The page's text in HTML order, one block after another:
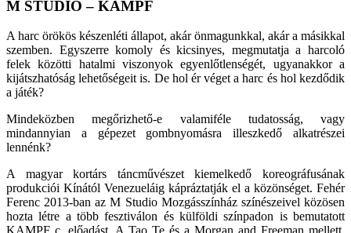
M STUDIO – KAMPF
A harc örökös készenléti állapot, akár önmagunkkal, akár a másikkal
szemben. Egyszerre komoly és kicsinyes, megmutatja a harcoló
felek közötti hatalmi viszonyok egyenlőtlenségét, ugyanakkor a
kijátszhatóság lehetőségeit is. De hol ér véget a harc és hol kezdődik
a játék?
Mindeközben megőrizhető-e valamiféle tudatosság, vagy
mindannyian a gépezet gombnyomásra illeszkedő alkatrészei
lennénk?
A magyar kortárs táncművészet kiemelkedő koreográfusának
produkciói Kínától Venezueláig kápráztatják el a közönséget. Fehér
Ferenc 2013-ban az M Studio Mozgásszínház színészeivel közösen
hozta létre a több fesztiválon és külföldi színpadon is bemutatott